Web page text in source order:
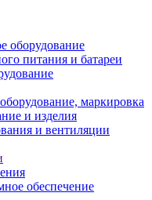
оборудование
питания и батареи
маркировка
и изделия
и вентиляции
обеспечение